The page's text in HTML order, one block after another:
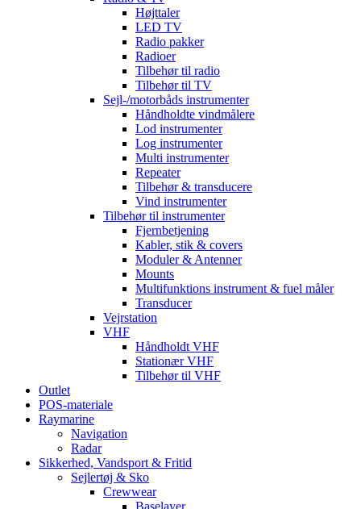
Højttaler
LED TV
Radio pakker
Radioer
Tilbehør til radio
Tilbehør til TV
Sejl-/motorbåds instrumenter
Håndholdte vindmålere
Lod instrumenter
Log instrumenter
Multi instrumenter
Repeater
Tilbehør & transducere
Vind instrumenter
Tilbehør til instrumenter
Fjernbetjening
Kabler, stik & covers
Moduler & Antenner
Mounts
Multifunktions instrument & fuel måler
Transducer
Vejrstation
VHF
Håndholdt VHF
Stationær VHF
Tilbehør til VHF
Outlet
POS-materiale
Raymarine
Navigation
Radar
Sikkerhed, Vandsport & Fritid
Sejlertøj & Sko
Crewwear